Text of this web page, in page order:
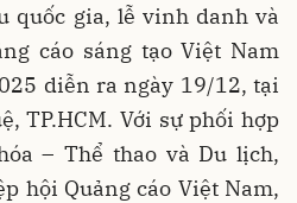
quốc gia, lễ vinh danh và
cáo sáng tạo Việt Nam
diễn ra ngày 19/12, tại
TP.HCM. Với sự phối hợp
– Thể thao và Du lịch,
hội Quảng cáo Việt Nam,